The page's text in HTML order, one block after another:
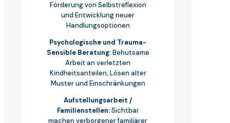
Förderung von Selbstreflexion
und Entwicklung neuer
Handlungsoptionen
Psychologische und Trauma-
Sensible Beratung:Behutsame
Arbeit an verletzten
Kindheitsanteilen, Lösen alter
Muster und Einschränkungen
Aufstellungsarbeit /
Familienstellen:Sichtbar
machen verborgener familiärer